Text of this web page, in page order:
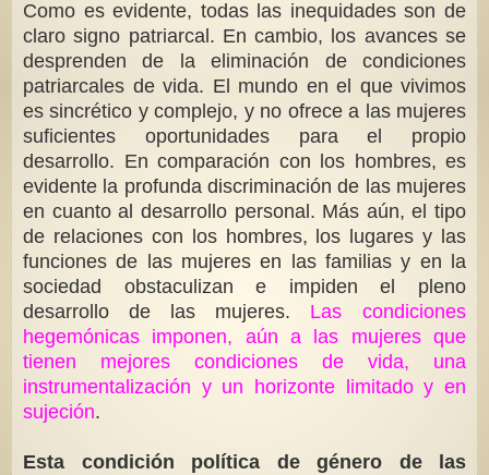
Como es evidente, todas las inequidades son de
claro signo patriarcal. En cambio, los avances se
desprenden de la eliminación de condiciones
patriarcales de vida. El mundo en el que vivimos
es sincrético y complejo, y no ofrece a las mujeres
suficientes oportunidades para el propio
desarrollo. En comparación con los hombres, es
evidente la profunda discriminación de las mujeres
en cuanto al desarrollo personal. Más aún, el tipo
de relaciones con los hombres, los lugares y las
funciones de las mujeres en las familias y en la
sociedad obstaculizan e impiden el pleno
desarrollo de las mujeres. Las condiciones
hegemónicas imponen, aún a las mujeres que
tienen mejores condiciones de vida, una
instrumentalización y un horizonte limitado y en
sujeción.
Esta condición política de género de las